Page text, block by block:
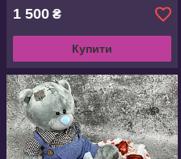
1 500 ₴
Купити